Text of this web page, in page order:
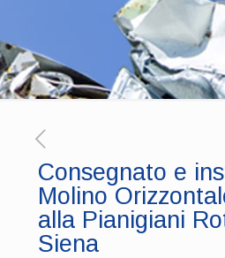
Consegnato e
Molino
alla Pianigiani
Siena